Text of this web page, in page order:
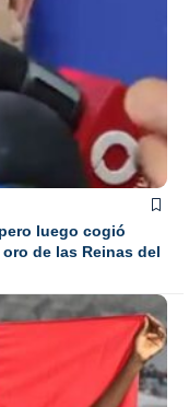
luego cogió
de las Reinas del